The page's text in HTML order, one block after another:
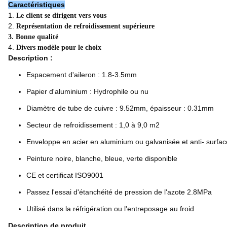
Caractéristiques
1. Le client se dirigent vers vous
2. Représentation de refroidissement supérieure
3. Bonne qualité
4. Divers modèle pour le choix
Description :
Espacement d'aileron : 1.8-3.5mm
Papier d'aluminium : Hydrophile ou nu
Diamètre de tube de cuivre : 9.52mm, épaisseur : 0.31mm
Secteur de refroidissement : 1,0 à 9,0 m2
Enveloppe en acier en aluminium ou galvanisée et anti-
Peinture noire, blanche, bleue, verte disponible
CE et certificat ISO9001
Passez l'essai d'étanchéité de pression de l'azote 2.8MPa
Utilisé dans la réfrigération ou l'entreposage au froid